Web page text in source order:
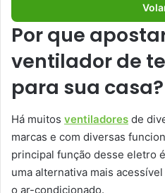
Por que
ventilador de
para sua casa?
Há muitos ventiladores de
marcas e com diversas
principal função desse eletro
uma alternativa mais
o ar-condicionado.